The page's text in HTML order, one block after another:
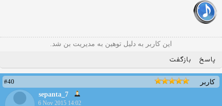
این کاربر به دلیل توهین به مدیریت بن شد.
پاسخ بازگفت
کاربر
#40
sepanta_7
6 Nov 2015 14:02